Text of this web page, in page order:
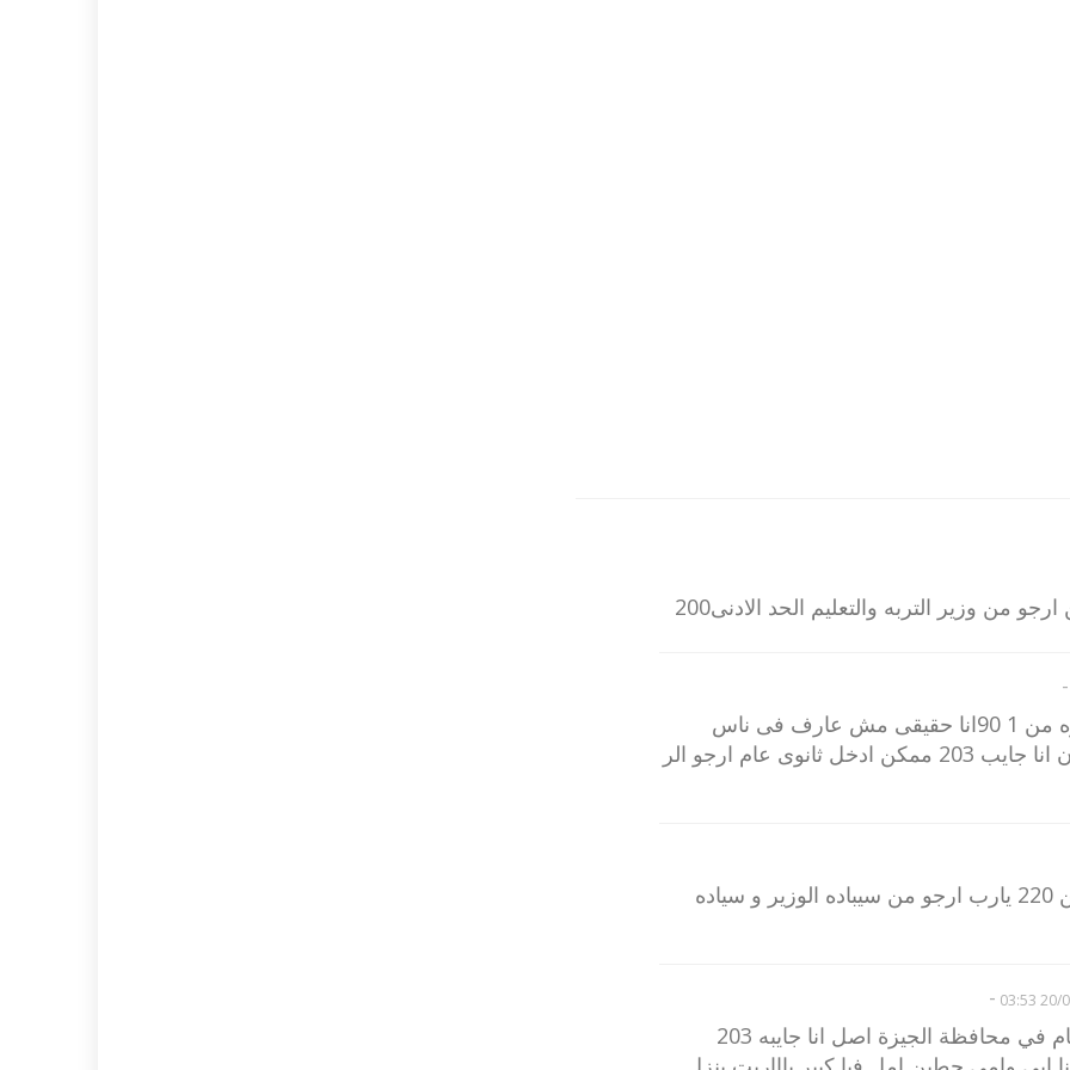
من وزير التربه والتعليم الحد الادنى200
-
هو حقيقى التنسيق فى الجيزه من 1 90انا حقيقى مش عارف فى ناس
بتقول من 205 210 وانا قلقان انا جايب 203 ممكن ادخل ثانوى عام ارجو الر
يارب تنسيق القلوبيه يبقي من 220 يارب ارجو من سيباده الوزير و سياده
20/
-
هو انا في امل ادخل ثانوي عام في محافظة الجيزة اصل انا جايبه 203